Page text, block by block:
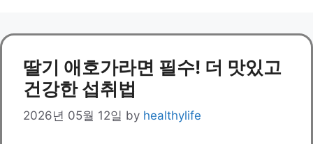
딸기 애호가라면 필수! 더 맛있고
건강한 섭취법
2026년 05월 12일 by healthylife